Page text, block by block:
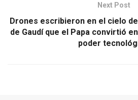
Next Post
Drones escribieron en el cielo
de Gaudí que el Papa convirtió
poder